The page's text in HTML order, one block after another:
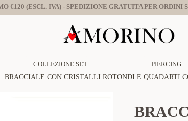
€120 (ESCL. IVA) - SPEDIZIONE GRATUITA PER ORDINI
COLLEZIONE SET PIERCING
BRACCIALE CON CRISTALLI ROTONDI E QUADARTI